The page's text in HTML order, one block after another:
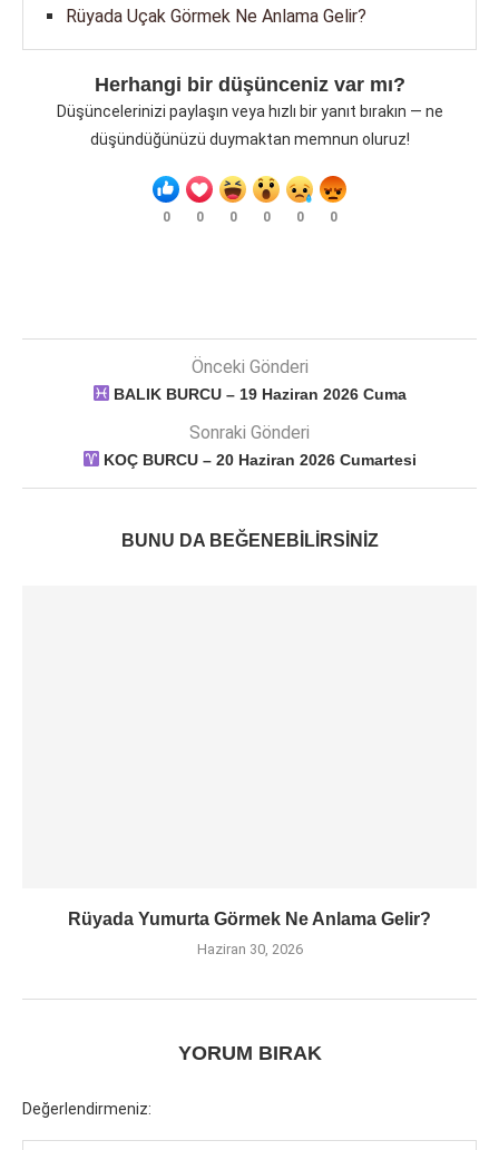
Rüyada Uçak Görmek Ne Anlama Gelir?
Herhangi bir düşünceniz var mı?
Düşüncelerinizi paylaşın veya hızlı bir yanıt bırakın — ne
düşündüğünüzü duymaktan memnun oluruz!
0 0 0 0 0 0
Önceki Gönderi
BALIK BURCU – 19 Haziran 2026 Cuma
Sonraki Gönderi
KOÇ BURCU – 20 Haziran 2026 Cumartesi
BUNU DA BEĞENEBILIRSINIZ
Rüyada Yumurta Görmek Ne Anlama Gelir?
Haziran 30, 2026
YORUM BIRAK
Değerlendirmeniz: